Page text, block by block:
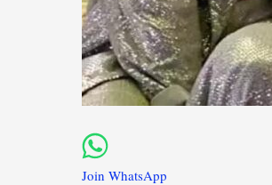
Join WhatsApp